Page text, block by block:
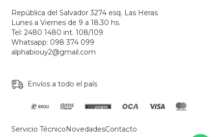
República del Salvador 3274 esq. Las Heras
Lunes a Viernes de 9 a 18.30 hs.
Tel: 2480 1480 int. 108/109
Whatsapp: 098 374 099
alphabiouy2@gmail.com
Envíos a todo el país
Servicio TécnicoNovedadesContacto